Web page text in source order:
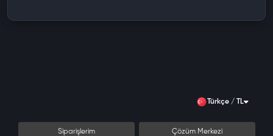
Türkçe / TL
Siparişlerim Çözüm Merkezi